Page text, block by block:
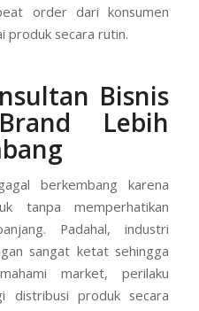
order dari konsumen
produk secara rutin.
Bisnis
Lebih
berkembang karena
tanpa memperhatikan
Padahal, industri
sangat ketat sehingga
market, perilaku
distribusi produk secara